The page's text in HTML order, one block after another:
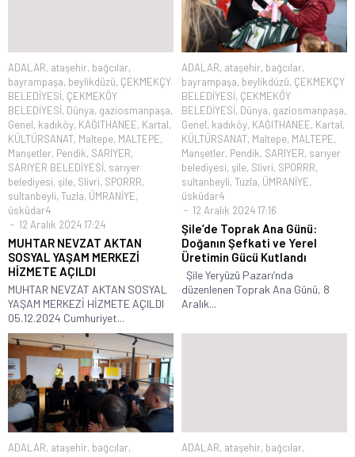
ADALAR, ataşehir, bağcılar,
bayrampaşa, beylikdüzü, ÇEKMEKÇY
BELEDİYESİ, ÇEKMEKÖY
BELEDİYESİ, Dünya, gaziosmanpaşa,
Genel, kadıköy, KAĞITHANEE, Kartal,
KÜLTÜRSANAT, Maltepe, MALTEPE,
Manşetler, Pendik, SARIYER,
SARIYER BELEDİYESİ, sarıyer
belediyesi, şile, Slivri, SPORRR,
sultanbeyli, Tuzla, ÜMRANİYE,
üsküdar4
12 Aralık 2024 17:24
MUHTAR NEVZAT AKTAN
SOSYAL YAŞAM MERKEZİ
HİZMETE AÇILDI
MUHTAR NEVZAT AKTAN SOSYAL
YAŞAM MERKEZİ HİZMETE AÇILDI
05.12.2024 Cumhuriyet...
ADALAR, ataşehir, bağcılar,
bayrampaşa, beylikdüzü, ÇEKMEKÇY
BELEDİYESİ, ÇEKMEKÖY
BELEDİYESİ, Dünya, gaziosmanpaşa,
Genel, kadıköy, KAĞITHANEE, Kartal,
KÜLTÜRSANAT, Maltepe, MALTEPE,
Manşetler, Pendik, SARIYER, sarıyer
belediyesi, şile, Slivri, SPORRR,
sultanbeyli, Tuzla, ÜMRANİYE,
üsküdar4
12 Aralık 2024 17:16
Şile’de Toprak Ana Günü:
Doğanın Şefkati ve Yerel
Üretimin Gücü Kutlandı
Şile Yeryüzü Pazarı’nda
düzenlenen Toprak Ana Günü, 8
Aralık...
ADALAR, ataşehir, bağcılar,
ADALAR, ataşehir, bağcılar,